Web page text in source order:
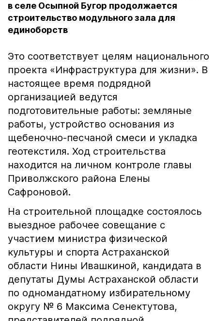
в селе Осыпной Бугор продолжается
строительство модульного зала для
единоборств
Это соответствует целям национального
проекта «Инфраструктура для жизни». В
настоящее время подрядной
организацией ведутся
подготовительные работы: земляные
работы, устройство основания из
щебеночно-песчаной смеси и укладка
геотекстиля. Ход строительства
находится на личном контроле главы
Приволжского района Елены
Сафроновой.
На строительной площадке состоялось
выездное рабочее совещание с
участием министра физической
культуры и спорта Астраханской
области Нины Ивашкиной, кандидата в
депутаты Думы Астраханской области
по одномандатному избирательному
округу № 6 Максима Сенектутова,